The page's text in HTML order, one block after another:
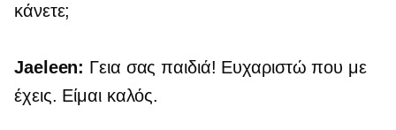
κάνετε;
Jaeleen: Γεια σας παιδιά! Ευχαριστώ που με
έχεις. Είμαι καλός.